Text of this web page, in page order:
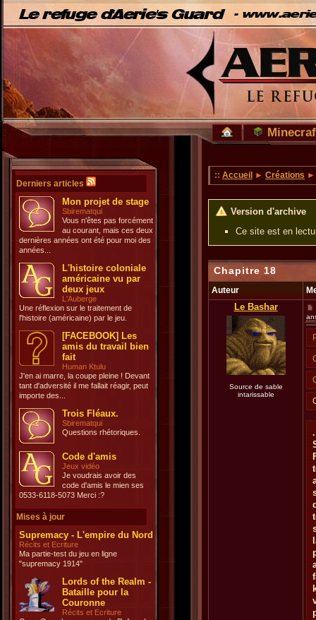
Derniers articles
Mon projet de stage
Sbirematqui
Vous n'êtes pas forcément
au courant, mais ces deux
dernières années ont été pour moi des
années...
L'histoire coloniale
américaine vu par
deux jeux
L'Auberge
Une réflexion sur le traitement de
l'histoire (américaine) par le jeu.
[FACEBOOK] Les
amis du travail bien
fait
Human Ktulu
J'en ai marre, la coupe pleine ! Devant
tant d'adversité il me fallait réagir, peut
importe des...
Trois Fléaux.
Sbirematqui
Questions rhétoriques.
Code d'amis
Jeux vidéo
Je voudrais avoir des
code d'amis le mien ses
0533-6118-5073 Merci :?
Mises à jour
Supremacy - L'empire du Nord
Récits et Ecriture
Ma partie-test du jeu en ligne
"supremacy 1914"
Lords of the Realm -
Bataille pour la
Couronne
Récits et Ecriture
:: Accueil ► Créations
Version d'archive
Ce site est en
Chapitre 18
Auteur
Le Bashar
Source de sable
intarissable